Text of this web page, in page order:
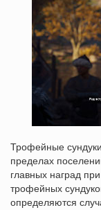
Трофейные
пределах
главных наград
трофейных
определяются